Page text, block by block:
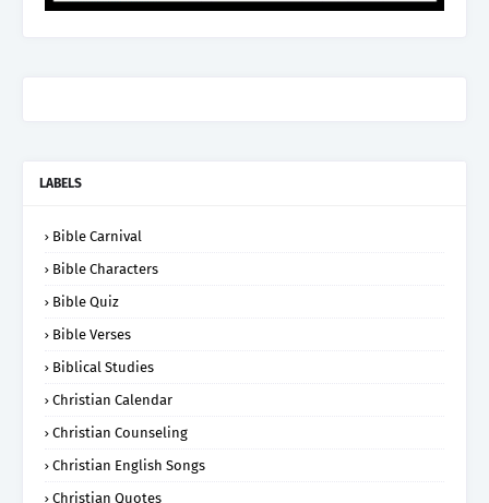
LABELS
Bible Carnival
Bible Characters
Bible Quiz
Bible Verses
Biblical Studies
Christian Calendar
Christian Counseling
Christian English Songs
Christian Quotes